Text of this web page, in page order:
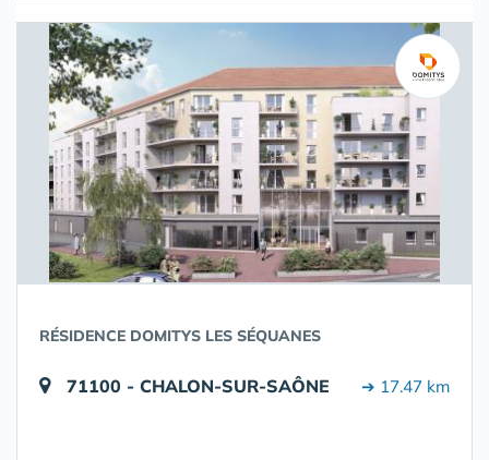
RÉSIDENCE DOMITYS LES SÉQUANES
71100 - CHALON-SUR-SAÔNE ➔ 17.47 km